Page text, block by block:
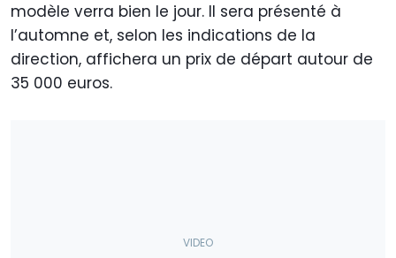
modèle verra bien le jour. Il sera présenté à
l’automne et, selon les indications de la
direction, affichera un prix de départ autour de
35 000 euros.